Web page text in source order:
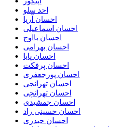
احد سلو
احسان آریا
احسان اسماعیلی
احسان بااوج
احسان بهرامی
احسان پایا
احسان پرفکت
احسان پورجعفری
احسان تهرانجی
احسان تهرانچی
احسان جمشیدی
احسان حسینی راد
احسان حیدری